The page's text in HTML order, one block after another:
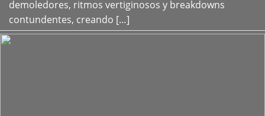
demoledores, ritmos vertiginosos y breakdowns
contundentes, creando […]